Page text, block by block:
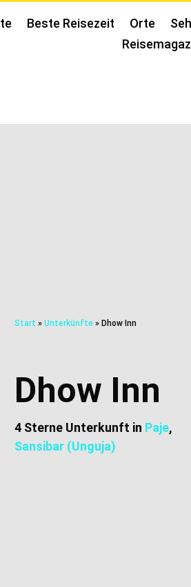
Beste Reisezeit Orte
Start » Unterkünfte » Dhow Inn
Dhow Inn
4 Sterne Unterkunft in Paje,
Sansibar (Unguja)